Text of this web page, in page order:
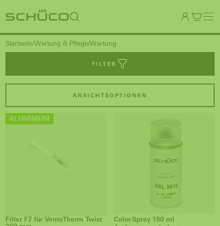
Startseite Wartung & Pflege Wartung
FILTER
ANSICHTSOPTIONEN
ALUMINIUM
Filter F7 für VentoTherm Twist
Color-Spray 150 ml